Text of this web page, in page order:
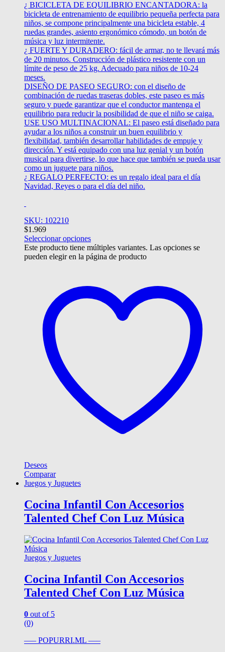
¿ BICICLETA DE EQUILIBRIO ENCANTADORA: la
bicicleta de entrenamiento de equilibrio pequeña perfecta para
niños, se compone principalmente una bicicleta estable, 4
ruedas grandes, asiento ergonómico cómodo, un botón de
música y luz intermitente.
¿ FUERTE Y DURADERO: fácil de armar, no te llevará más
de 20 minutos. Construcción de plástico resistente con un
límite de peso de 25 kg. Adecuado para niños de 10-24
meses.
DISEÑO DE PASEO SEGURO: con el diseño de
combinación de ruedas traseras dobles, este paseo es más
seguro y puede garantizar que el conductor mantenga el
equilibrio para reducir la posibilidad de que el niño se caiga.
USE USO MULTINACIONAL: El paseo está diseñado para
ayudar a los niños a construir un buen equilibrio y
flexibilidad, también desarrollar habilidades de empuje y
dirección. Y está equipado con una luz genial y un botón
musical para divertirse, lo que hace que también se pueda usar
como un juguete para niños.
¿ REGALO PERFECTO: es un regalo ideal para el día
Navidad, Reyes o para el día del niño.
SKU: 102210
$1.969
Seleccionar opciones
Este producto tiene múltiples variantes. Las opciones se
pueden elegir en la página de producto
Deseos
Comparar
Juegos y Juguetes
Cocina Infantil Con Accesorios
Talented Chef Con Luz Música
Juegos y Juguetes
Cocina Infantil Con Accesorios
Talented Chef Con Luz Música
0 out of 5
(0)
—– POPURRI.ML —–